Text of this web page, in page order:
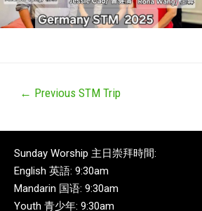
← Previous STM Trip
Sunday Worship 主日崇拜時間:
English 英語: 9:30am
Mandarin 国语: 9:30am
Youth 青少年: 9:30am